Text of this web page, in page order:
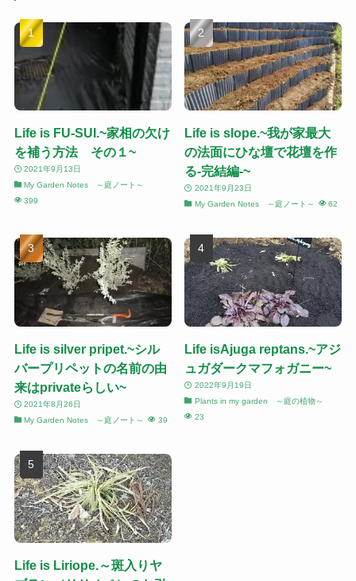
Life is FU-SUI.~家相の欠け
を補う方法 その１~
2021年9月13日
My Garden Notes ～庭ノート～
399
Life is slope.~我が家最大
の法面にひな壇で花壇を作
る-完結編-~
2021年9月23日
My Garden Notes ～庭ノート～
62
Life is silver pripet.~シル
バープリペットの名前の由
来はprivateらしい~
2021年8月26日
My Garden Notes ～庭ノート～
39
Life isAjuga reptans.~アジ
ュガダークマフォガニー~
2022年9月19日
Plants in my garden ～庭の植物～
23
Life is Liriope.～斑入りヤ